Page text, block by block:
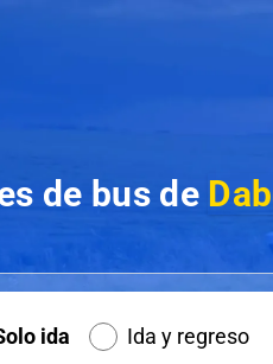
de bus de
ida Ida y regreso